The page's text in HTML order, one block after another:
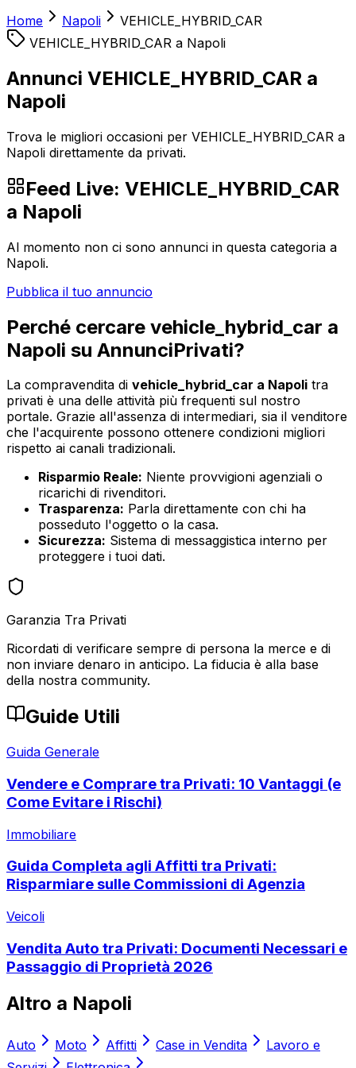
Home Napoli
VEHICLE_HYBRID_CAR
VEHICLE_HYBRID_CAR a Napoli
Annunci VEHICLE_HYBRID_CAR a
Napoli
Trova le migliori occasioni per VEHICLE_HYBRID_CAR a
Napoli direttamente da privati.
Feed Live: VEHICLE_HYBRID_CAR
a Napoli
Al momento non ci sono annunci in questa categoria a
Napoli.
Pubblica il tuo annuncio
Perché cercare vehicle_hybrid_car a
Napoli su AnnunciPrivati?
La compravendita di vehicle_hybrid_car a Napoli tra
privati è una delle attività più frequenti sul nostro
portale. Grazie all'assenza di intermediari, sia il venditore
che l'acquirente possono ottenere condizioni migliori
rispetto ai canali tradizionali.
Risparmio Reale: Niente provvigioni agenziali o
ricarichi di rivenditori.
Trasparenza: Parla direttamente con chi ha
posseduto l'oggetto o la casa.
Sicurezza: Sistema di messaggistica interno per
proteggere i tuoi dati.
Garanzia Tra Privati
Ricordati di verificare sempre di persona la merce e di
non inviare denaro in anticipo. La fiducia è alla base
della nostra community.
Guide Utili
Guida Generale
Vendere e Comprare tra Privati: 10 Vantaggi (e
Come Evitare i Rischi)
Immobiliare
Guida Completa agli Affitti tra Privati:
Risparmiare sulle Commissioni di Agenzia
Veicoli
Vendita Auto tra Privati: Documenti Necessari e
Passaggio di Proprietà 2026
Altro a Napoli
Auto Moto Affitti Case in Vendita
Lavoro e